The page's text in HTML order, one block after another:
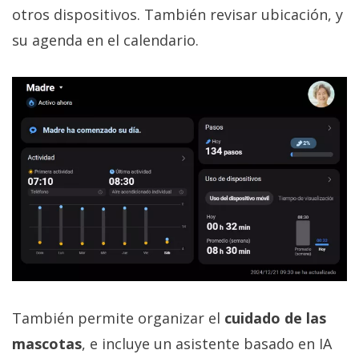
otros dispositivos. También revisar ubicación, y
su agenda en el calendario.
También permite organizar el cuidado de las
mascotas, e incluye un asistente basado en IA